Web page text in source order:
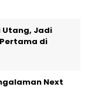
Utang, Jadi
di
Next